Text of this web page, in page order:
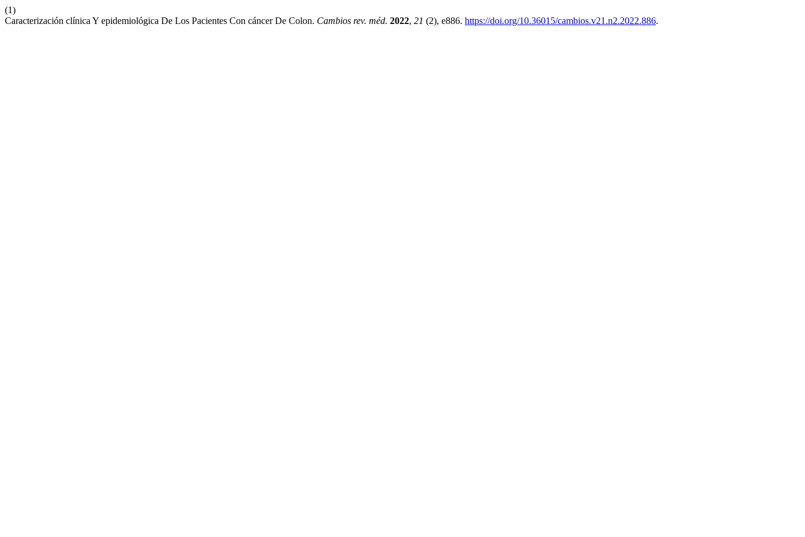
(1)
Caracterización clínica Y epidemiológica De Los Pacientes Con cáncer De Colon. Cambios rev. méd. 2022, 21 (2), e886. https://doi.org/10.36015/cambios.v21.n2.2022.886.